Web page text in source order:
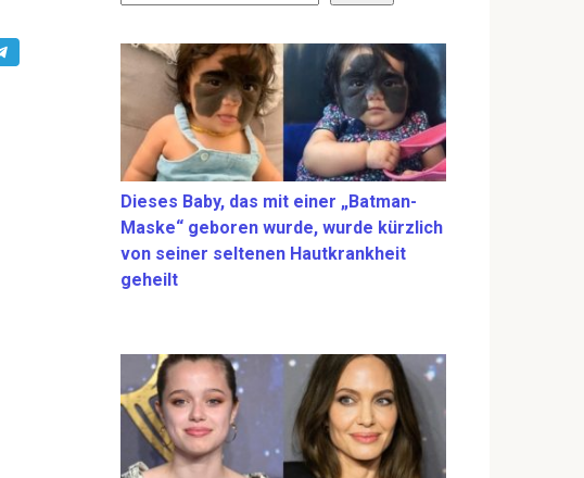
Dieses Baby, das mit einer „Batman-
Maske“ geboren wurde, wurde kürzlich
von seiner seltenen Hautkrankheit
geheilt